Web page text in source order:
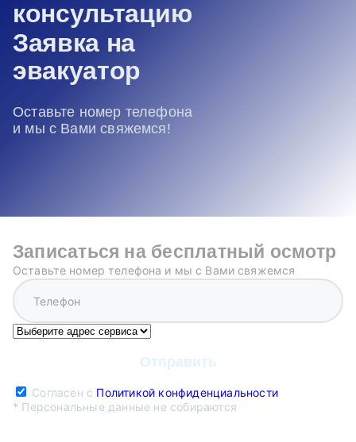
консультацию
Заявка на
эвакуатор
Оставьте номер телефона
и мы с Вами свяжемся!
Записаться на бесплатный осмотр
Оставьте номер телефона и мы с Вами свяжемся
Согласен с Политикой конфиденциальности
* Персональные данные не собираются